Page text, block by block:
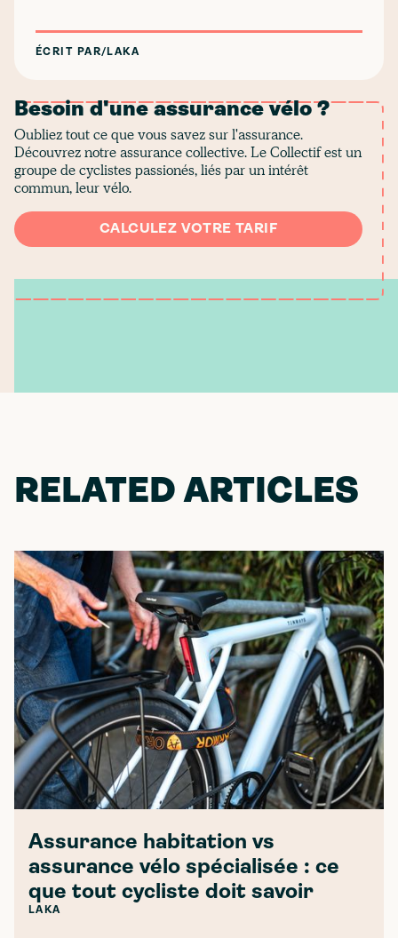
Besoin d'une assurance vélo ?
Oubliez tout ce que vous savez sur l'assurance.
Découvrez notre assurance collective. Le Collectif est un
groupe de cyclistes passionés, liés par un intérêt
commun, leur vélo.
CALCULEZ VOTRE TARIF
ÉCRIT PAR/ LAKA
RELATED ARTICLES
Assurance habitation vs
assurance vélo spécialisée : ce
que tout cycliste doit savoir
LAKA